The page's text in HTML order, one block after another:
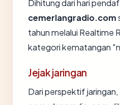
Dihitung dari hari
cemerlangradio.com
tahun melalui Realtime
kategori kematangan
Jejak jaringan
Dari perspektif jaringan,